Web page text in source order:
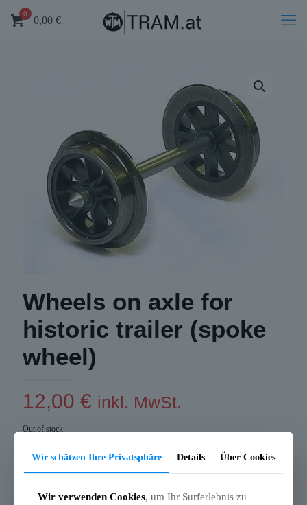
0
0,00 €
Wheels on axle for
historic trailer (spoke
wheel)
12,00 € inkl. MwSt.
Out of stock
SKU:RADSATZ-9S Category:Accessories for Models
Share
Wir schätzen Ihre Privatsphäre Details Über Cookies
Wir verwenden Cookies, um Ihr Surferlebnis zu